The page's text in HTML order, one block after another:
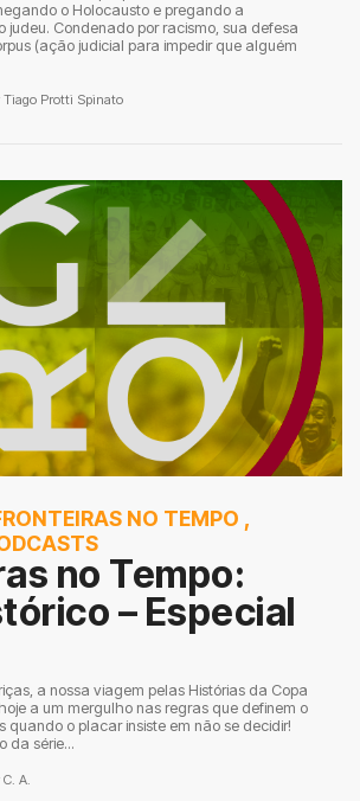
o Holocausto e pregando a
judeu. Condenado por racismo, sua defesa
(ação judicial para impedir que alguém
Tiago Protti Spinato
NO TEMPO ,
no Tempo:
– Especial
a nossa viagem pelas Histórias da Copa
a um mergulho nas regras que definem o
quando o placar insiste em não se decidir!
da série...
C. A.